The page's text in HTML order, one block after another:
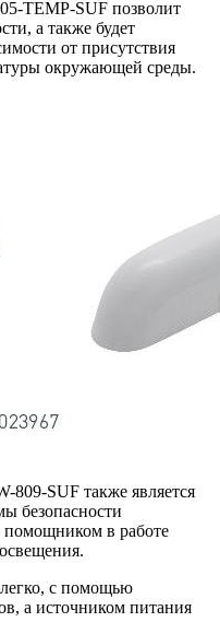
TEMP-SUF позволит
а также будет
от присутствия
окружающей среды.
809-SUF также является
безопасности
в работе
легко, с помощью
а источником питания